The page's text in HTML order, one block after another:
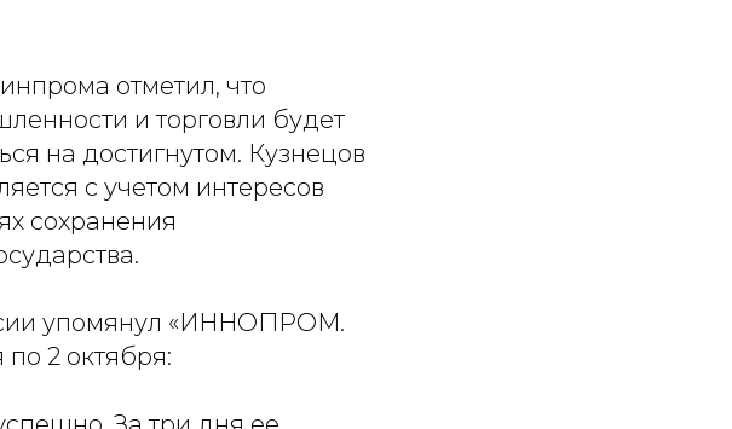
отметил, что
и торговли будет
на достигнутом. Кузнецов
с учетом интересов
сохранения
упомянул «ИННОПРОМ.
по 2 октября: